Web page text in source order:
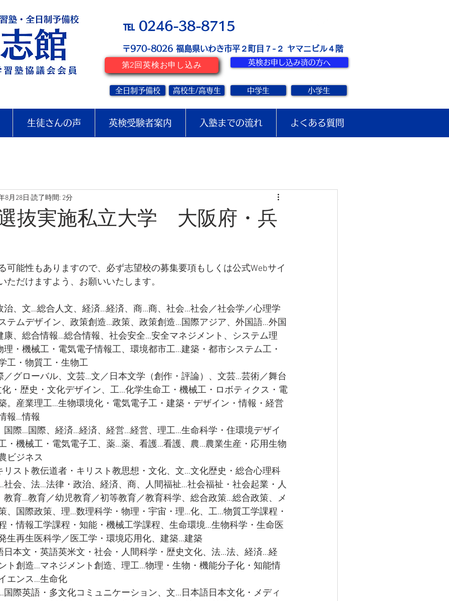
℡ 0246-38-8715
〒970-8026 ​福島県いわき市平２町目７-２ ヤマニビル４階
第2回英検お申し込み 英検お申し込み済の方へ
全日制予備校 高校生/高専生 中学生 小学生
生徒さんの声 英検受験者案内 入塾までの流れ よくある質問
抜実施私立大学 大阪府・兵
8月28日 読了時間: 2分
可能性もありますので、必ず志望校の募集要項もしくは公式Webサイ
ただけますよう、お願いいたします。
、文…総合人文、経済…経済、商…商、社会…社会／社会学／心理学
テムデザイン、政策創造…政策、政策創造…国際アジア、外国語…外国
、総合情報…総合情報、社会安全…安全マネジメント、システム理
・機械工・電気電子情報工、環境都市工…建築・都市システム工・
工・物質工・生物工
グローバル、文芸…文／日本文学（創作・評論）、文芸…芸術／舞台
・歴史・文化デザイン、工…化学生命工・機械工・ロボティクス・電
。産業理工…生物環境化・電気電子工・建築・デザイン・情報・経営
報…情報
際…国際、経済…経済、経営…経営、理工…生命科学・住環境デザイ
・機械工・電気電子工、薬…薬、看護…看護、農…農業生産・応用生物
ビジネス
スト教伝道者・キリスト教思想・文化、文…文化歴史・総合心理科
会、法…法律・政治、経済、商、人間福祉…社会福祉・社会起業・人
育…教育／幼児教育／初等教育／教育科学、総合政策…総合政策、メ
、国際政策、理…数理科学・物理・宇宙・理…化、工…物質工学課程・
・情報工学課程・知能・機械工学課程、生命環境…生物科学・生命医
生再生医科学／医工学・環境応用化、建築…建築
日本文・英語英米文・社会・人間科学・歴史文化、法…法、経済…経
ト創造…マネジメント創造、理工…物理・生物・機能分子化・知能情
エンス…生命化
際英語・多文化コミュニケーション、文…日本語日本文化・メディ